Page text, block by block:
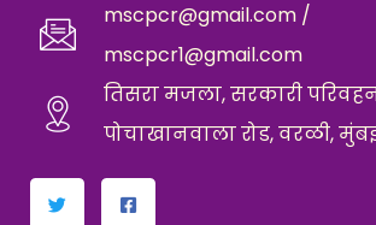
mscpcr@gmail.com /
mscpcr1@gmail.com
तिसरा मजला, सरकारी
पोचाखानवाला रोड, वरळी,